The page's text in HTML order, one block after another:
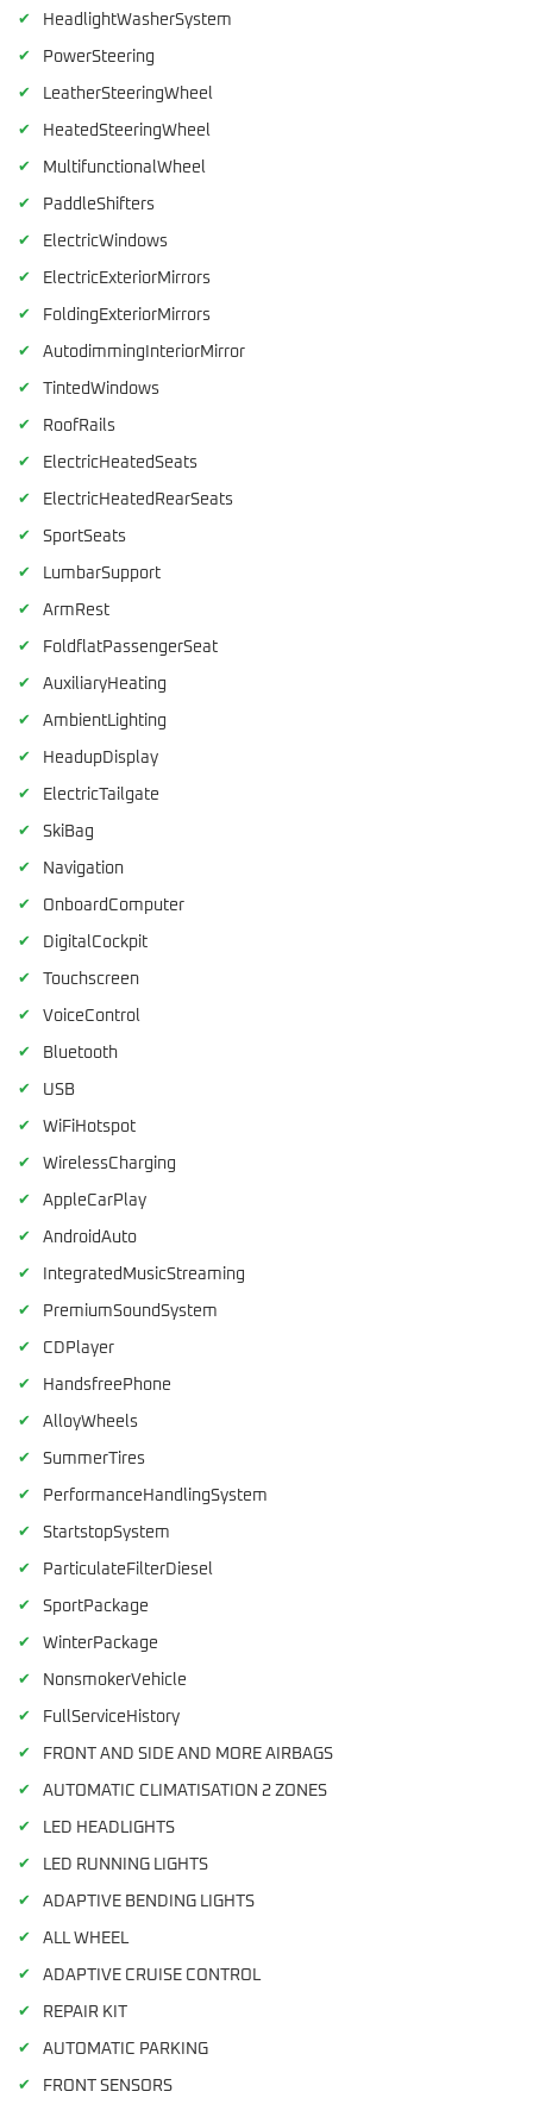
✔ HeadlightWasherSystem
✔ PowerSteering
✔ LeatherSteeringWheel
✔ HeatedSteeringWheel
✔ MultifunctionalWheel
✔ PaddleShifters
✔ ElectricWindows
✔ ElectricExteriorMirrors
✔ FoldingExteriorMirrors
✔ AutodimmingInteriorMirror
✔ TintedWindows
✔ RoofRails
✔ ElectricHeatedSeats
✔ ElectricHeatedRearSeats
✔ SportSeats
✔ LumbarSupport
✔ ArmRest
✔ FoldflatPassengerSeat
✔ AuxiliaryHeating
✔ AmbientLighting
✔ HeadupDisplay
✔ ElectricTailgate
✔ SkiBag
✔ Navigation
✔ OnboardComputer
✔ DigitalCockpit
✔ Touchscreen
✔ VoiceControl
✔ Bluetooth
✔ USB
✔ WiFiHotspot
✔ WirelessCharging
✔ AppleCarPlay
✔ AndroidAuto
✔ IntegratedMusicStreaming
✔ PremiumSoundSystem
✔ CDPlayer
✔ HandsfreePhone
✔ AlloyWheels
✔ SummerTires
✔ PerformanceHandlingSystem
✔ StartstopSystem
✔ ParticulateFilterDiesel
✔ SportPackage
✔ WinterPackage
✔ NonsmokerVehicle
✔ FullServiceHistory
✔ FRONT AND SIDE AND MORE AIRBAGS
✔ AUTOMATIC CLIMATISATION 2 ZONES
✔ LED HEADLIGHTS
✔ LED RUNNING LIGHTS
✔ ADAPTIVE BENDING LIGHTS
✔ ALL WHEEL
✔ ADAPTIVE CRUISE CONTROL
✔ REPAIR KIT
✔ AUTOMATIC PARKING
✔ FRONT SENSORS